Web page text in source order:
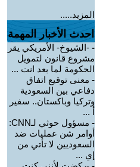
المزيد.....
احدث الأخبار المهمة
- -الشيوخ- الأمريكي يقر
مشروع قانون لتمويل
الحكومة لما بعد انت ...
- معنى توقيع اتفاق
دفاعي بين السعودية
وتركيا وباكستان.. سفير
أ ...
-
مسؤول حوثي لـCNN:
أوامر شن عمليات ضد
السعوديين لا تأتي من
إي ...